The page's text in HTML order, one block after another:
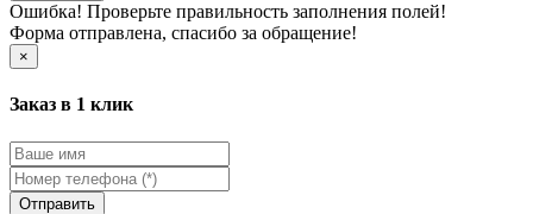
Ошибка! Проверьте правильность заполнения полей!
Форма отправлена, спасибо за обращение!
×
Заказ в 1 клик
Отправить